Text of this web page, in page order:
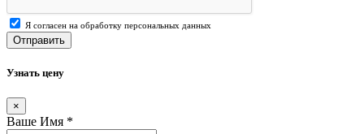
Я согласен на обработку персональных данных
Отправить
Узнать цену
×
Ваше Имя *